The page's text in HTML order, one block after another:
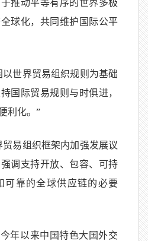
推动平等有序的世界多极
球化，共同维护国际公平
以世界贸易组织规则为基础
国际贸易规则与时俱进，
利化。”
贸易组织框架内加强发展议
调支持开放、包容、可持
可靠的全球供应链的必要
年以来中国特色大国外交